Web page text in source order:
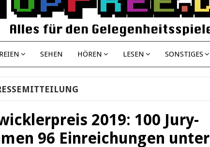
SEHEN HÖREN LESEN SONSTIGES
2019: 100 Jury-
96 Einreichungen unter